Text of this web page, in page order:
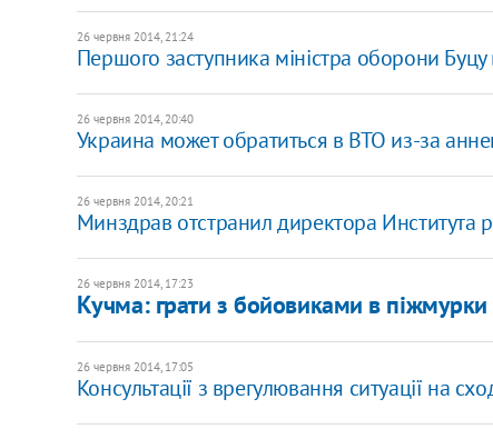
26 червня 2014, 21:24
Першого заступника міністра оборони
26 червня 2014, 20:40
Украина может обратиться в ВТО из-за
26 червня 2014, 20:21
Минздрав отстранил директора Института
26 червня 2014, 17:23
Кучма: грати з бойовиками в піжмурки
26 червня 2014, 17:05
Консультації з врегулювання ситуації на